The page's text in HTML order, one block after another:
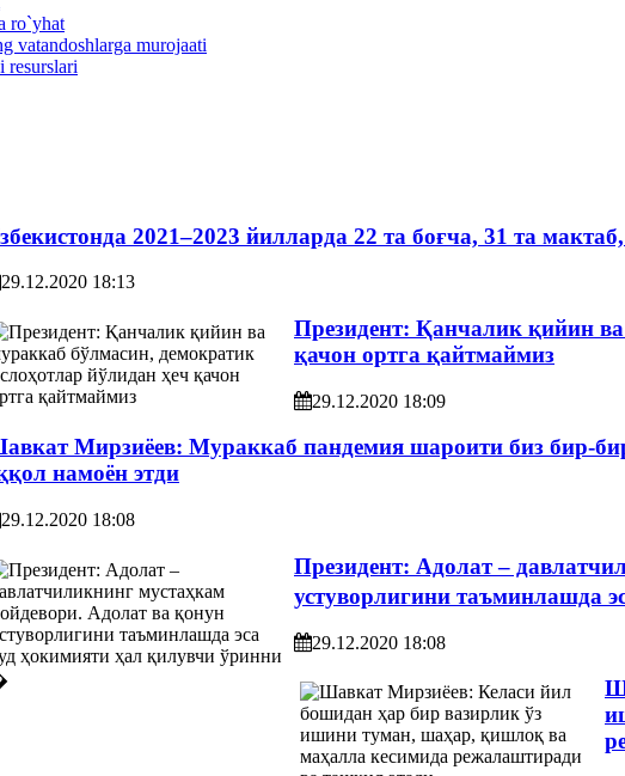
ro`yhat
vatandoshlarga murojaati
resurslari
2021–2023 йилларда 22 та боғча, 31 та
29.12.2020 18:13
Президент: Қанчалик қийин
қачон ортга қайтмаймиз
29.12.2020 18:09
Мирзиёев: Мураккаб пандемия шароити биз бир-
намоён этди
29.12.2020 18:08
Президент: Адолат –
устуворлигини таъминлашда
29.12.2020 18:08